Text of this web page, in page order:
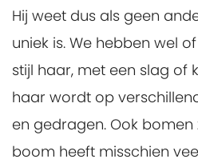
Hij weet dus als geen
uniek is. We hebben wel
stijl haar, met een slag of
haar wordt op
en gedragen. Ook bomen
boom heeft misschien